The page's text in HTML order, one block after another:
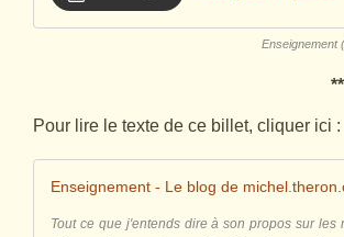
Enseignement
Pour lire le texte de ce billet, cliquer ici :
Enseignement - Le blog de
Tout ce que j'entends dire à son propos sur